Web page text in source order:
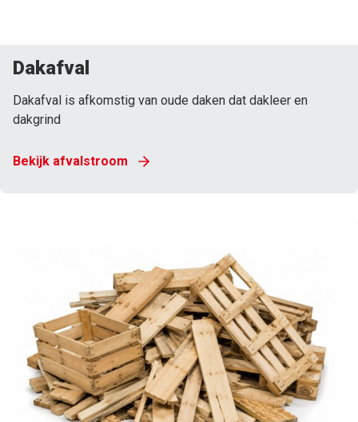
Dakafval
Dakafval is afkomstig van oude daken dat dakleer en
dakgrind
Bekijk afvalstroom